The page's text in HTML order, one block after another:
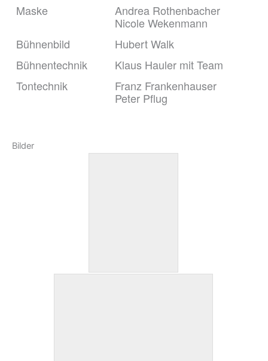
Maske
Andrea Rothenbacher
Nicole Wekenmann
Bühnenbild
Hubert Walk
Bühnentechnik
Klaus Hauler mit Team
Tontechnik
Franz Frankenhauser
Peter Pflug
Bilder